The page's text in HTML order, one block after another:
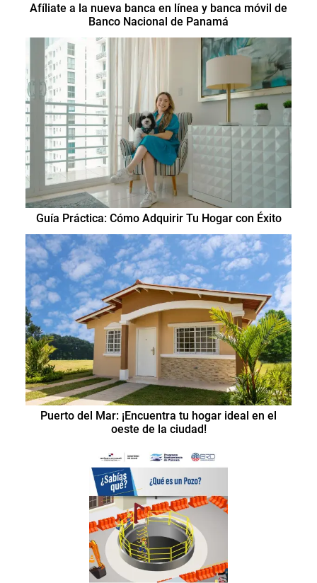
Afíliate a la nueva banca en línea y banca móvil de
Banco Nacional de Panamá
Guía Práctica: Cómo Adquirir Tu Hogar con Éxito
Puerto del Mar: ¡Encuentra tu hogar ideal en el
oeste de la ciudad!